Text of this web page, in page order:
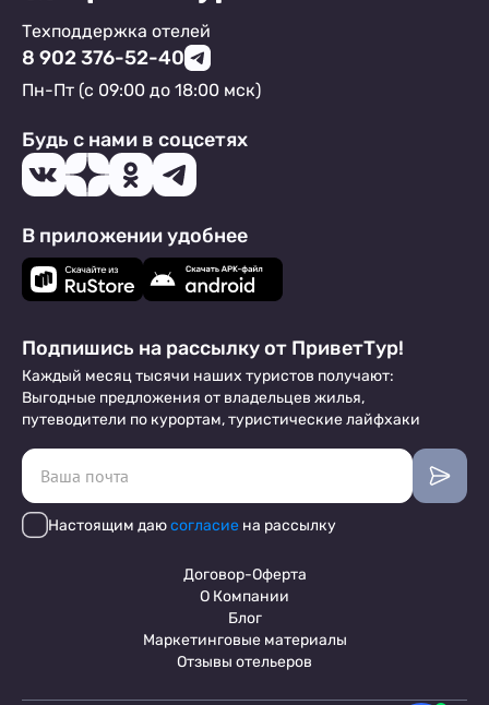
Техподдержка отелей
8 902 376-52-40
Пн-Пт (с 09:00 до 18:00 мск)
Будь с нами в соцсетях
В приложении удобнее
Подпишись на рассылку от ПриветТур!
Каждый месяц тысячи наших туристов получают:
Выгодные предложения от владельцев жилья,
путеводители по курортам, туристические лайфхаки
Настоящим даюсогласие на рассылку
Договор-Оферта
О Компании
Блог
Маркетинговые материалы
Отзывы отельеров